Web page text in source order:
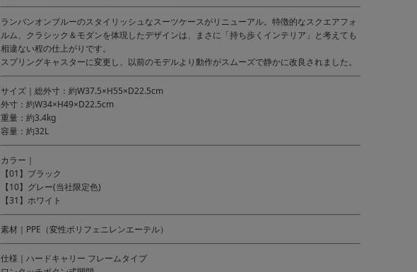
ランバンオンブルーのスタイリッシュなスーツケースがリニューアル。特徴的なスクエアフォ
ルム、クラシック＆モダンを体現したデザインは、まさに「持ち歩くインテリア」と考えても
相違ない程の仕上がりです。
スプリングキャスターに変更し、以前のモデルより動作がスムーズで静かに改良されました。
サイズ｜総外寸：約W37.5×H55×D22.5cm
外寸：約W34×H49×D22.5cm
重量：約3.4kg
容量：約32L
カラー｜
【01】ブラック
【10】グレー(当社限定色)
【31】ホワイト
素材｜PPE（変性ポリフェニレンエーテル）
仕様｜ハードキャリー フレームタイプ